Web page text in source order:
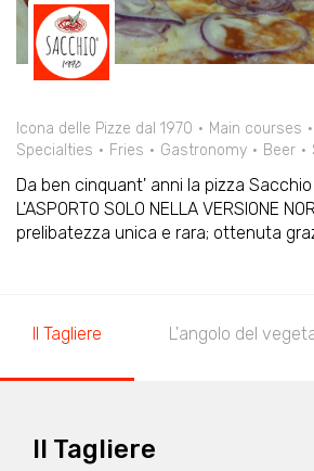
Icona delle Pizze dal 1970 Main courses
Specialties
Fries Gastronomy Beer
Da ben cinquant' anni la pizza Sacchio
L'ASPORTO SOLO NELLA VERSIONE
prelibatezza unica e rara; ottenuta
Il Tagliere L'angolo del
Il Tagliere